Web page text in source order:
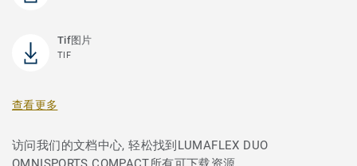
Tif图片
TIF
查看更多
访问我们的文档中心, 轻松找到LUMAFLEX DUO